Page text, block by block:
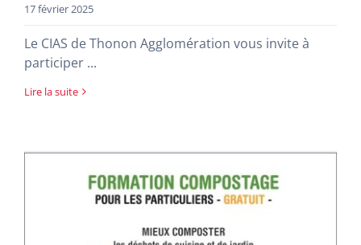
17 février 2025
Le CIAS de Thonon Agglomération vous invite à
participer ...
Lire la suite